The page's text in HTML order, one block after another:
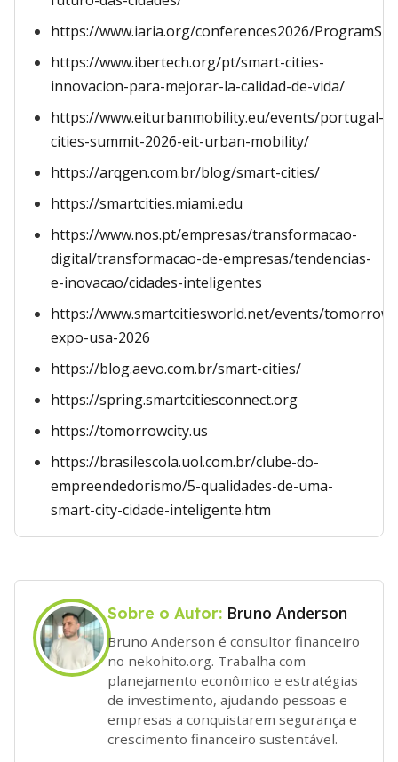
https://www.iaria.org/conferences2026/
https://www.ibertech.org/pt/smart-cities-
innovacion-para-mejorar-la-calidad-de-vida/
https://www.eiturbanmobility.eu/events/portugal-
cities-summit-2026-eit-urban-mobility/
https://arqgen.com.br/blog/smart-cities/
https://smartcities.miami.edu
https://www.nos.pt/empresas/transformacao-
digital/transformacao-de-empresas/tendencias-
e-inovacao/cidades-inteligentes
https://www.smartcitiesworld.net/events/
expo-usa-2026
https://blog.aevo.com.br/smart-cities/
https://spring.smartcitiesconnect.org
https://tomorrowcity.us
https://brasilescola.uol.com.br/clube-do-
empreendedorismo/5-qualidades-de-uma-
smart-city-cidade-inteligente.htm
Sobre o Autor: Bruno Anderson
Bruno Anderson é consultor financeiro
no nekohito.org. Trabalha com
planejamento econômico e estratégias
de investimento, ajudando pessoas e
empresas a conquistarem segurança e
crescimento financeiro sustentável.